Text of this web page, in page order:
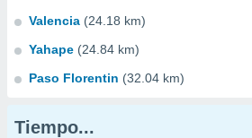
Valencia (24.18 km)
Yahape (24.84 km)
Paso Florentin (32.04 km)
Tiempo...